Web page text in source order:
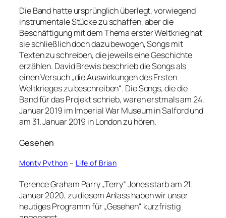
Die Band hatte ursprünglich überlegt, vorwiegend
instrumentale Stücke zu schaffen, aber die
Beschäftigung mit dem Thema erster Weltkrieg hat
sie schließlich doch dazu bewogen, Songs mit
Texten zu schreiben, die jeweils eine Geschichte
erzählen. David Brewis beschrieb die Songs als
einen Versuch „die Auswirkungen des Ersten
Weltkrieges zu beschreiben“. Die Songs, die die
Band für das Projekt schrieb, waren erstmals am 24.
Januar 2019 im Imperial War Museum in Salford und
am 31. Januar 2019 in London zu hören.
Gesehen
Monty Python – Life of Brian
Terence Graham Parry „Terry“ Jones starb am 21.
Januar 2020, zu diesem Anlass haben wir unser
heutiges Programm für „Gesehen“ kurzfristig